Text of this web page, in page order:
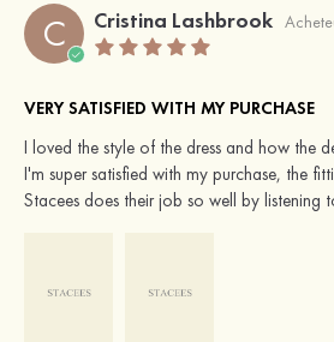
C Cristina Lashbrook
VERY SATISFIED WITH MY PURCHASE
I loved the style of the dress and how the
I'm super satisfied with my purchase, the
Stacees does their job so well by listening